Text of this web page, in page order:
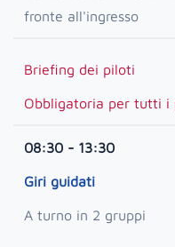
fronte all'ingresso
Briefing dei piloti
Obbligatoria per tutti i
08:30 - 13:30
Giri guidati
A turno in 2 gruppi